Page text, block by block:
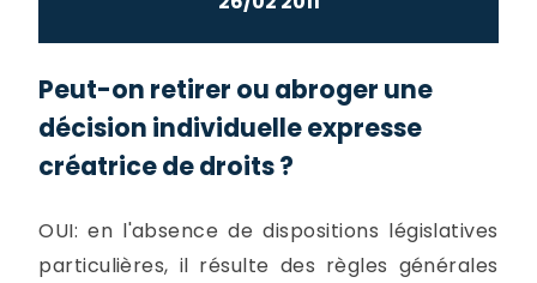
Peut-on retirer ou abroger une
décision individuelle expresse
créatrice de droits ?
OUI: en l'absence de dispositions législatives
particulières, il résulte des règles générales